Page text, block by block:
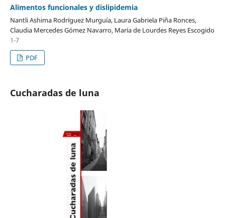
Alimentos funcionales y dislipidemia
Nantli Ashima Rodríguez Murguía, Laura Gabriela Piña Ronces,
Claudia Mercedes Gómez Navarro, María de Lourdes Reyes Escogido
1-7
PDF
Cucharadas de luna